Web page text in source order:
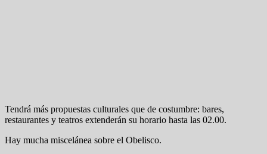
Tendrá más propuestas culturales que de costumbre: bares,
restaurantes y teatros extenderán su horario hasta las 02.00.
Hay mucha miscelánea sobre el Obelisco.